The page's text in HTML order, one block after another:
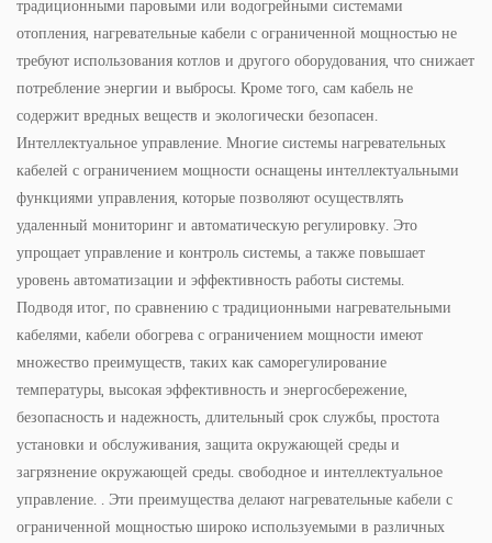
традиционными паровыми или водогрейными системами
отопления, нагревательные кабели с ограниченной мощностью не
требуют использования котлов и другого оборудования, что снижает
потребление энергии и выбросы. Кроме того, сам кабель не
содержит вредных веществ и экологически безопасен.
Интеллектуальное управление. Многие системы нагревательных
кабелей с ограничением мощности оснащены интеллектуальными
функциями управления, которые позволяют осуществлять
удаленный мониторинг и автоматическую регулировку. Это
упрощает управление и контроль системы, а также повышает
уровень автоматизации и эффективность работы системы.
Подводя итог, по сравнению с традиционными нагревательными
кабелями, кабели обогрева с ограничением мощности имеют
множество преимуществ, таких как саморегулирование
температуры, высокая эффективность и энергосбережение,
безопасность и надежность, длительный срок службы, простота
установки и обслуживания, защита окружающей среды и
загрязнение окружающей среды. свободное и интеллектуальное
управление. . Эти преимущества делают нагревательные кабели с
ограниченной мощностью широко используемыми в различных